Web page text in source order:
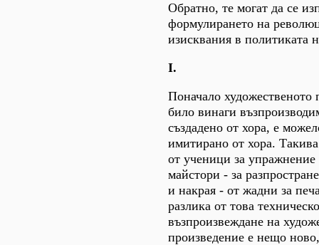
Обратно, те могат да се
формулирането на
изисквания в политиката
I.
Поначало художественото
било винаги
създадено от хора, е
имитирано от хора.
от ученици за упражнение
майстори - за
и накрая - от жадни за
разлика от това
възпроизвеждане на
произведение е нещо